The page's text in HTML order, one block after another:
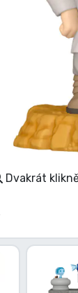
Dvakrát